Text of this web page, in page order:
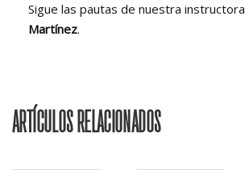
Sigue las pautas de nuestra instructora
Martínez.
ARTÍCULOS RELACIONADOS